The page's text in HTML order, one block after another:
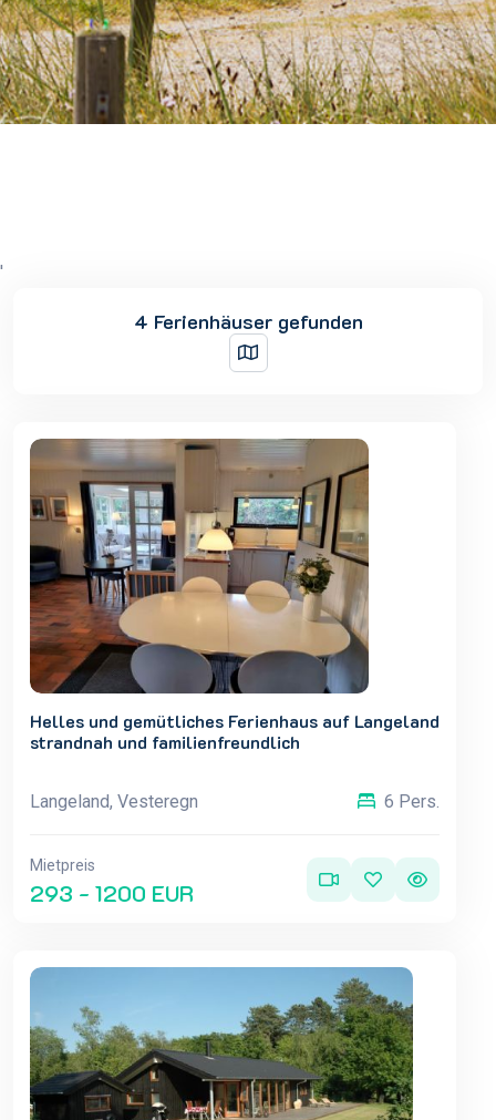
'
4 Ferienhäuser gefunden
Helles und gemütliches Ferienhaus auf Langeland
strandnah und familienfreundlich
Langeland, Vesteregn 6 Pers.
Mietpreis
293 - 1200 EUR